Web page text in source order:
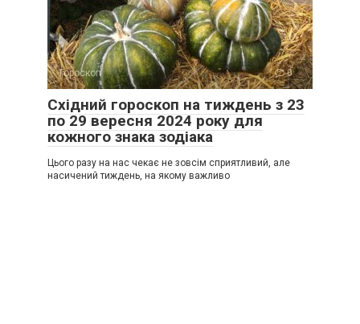
Гороскоп 0
Східний гороскоп на тиждень з 23
по 29 вересня 2024 року для
кожного знака зодіака
Цього разу на нас чекає не зовсім сприятливий, але
насичений тиждень, на якому важливо